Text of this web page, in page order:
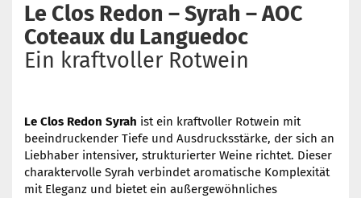
Le Clos Redon – Syrah – AOC
Coteaux du Languedoc
Ein kraftvoller Rotwein
Le Clos Redon Syrah ist ein kraftvoller Rotwein mit
beeindruckender Tiefe und Ausdrucksstärke, der sich an
Liebhaber intensiver, strukturierter Weine richtet. Dieser
charaktervolle Syrah verbindet aromatische Komplexität
mit Eleganz und bietet ein außergewöhnliches